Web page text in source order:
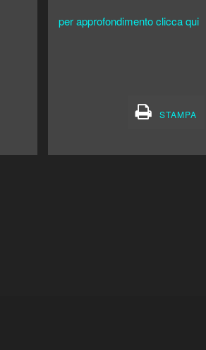
per approfondimento clicca qui
STAMPA